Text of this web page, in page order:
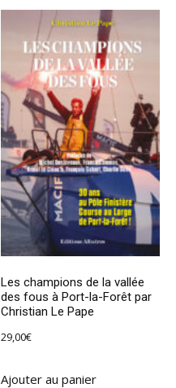
Les champions de la vallée
des fous à Port-la-Forêt par
Christian Le Pape
29,00€
Ajouter au panier